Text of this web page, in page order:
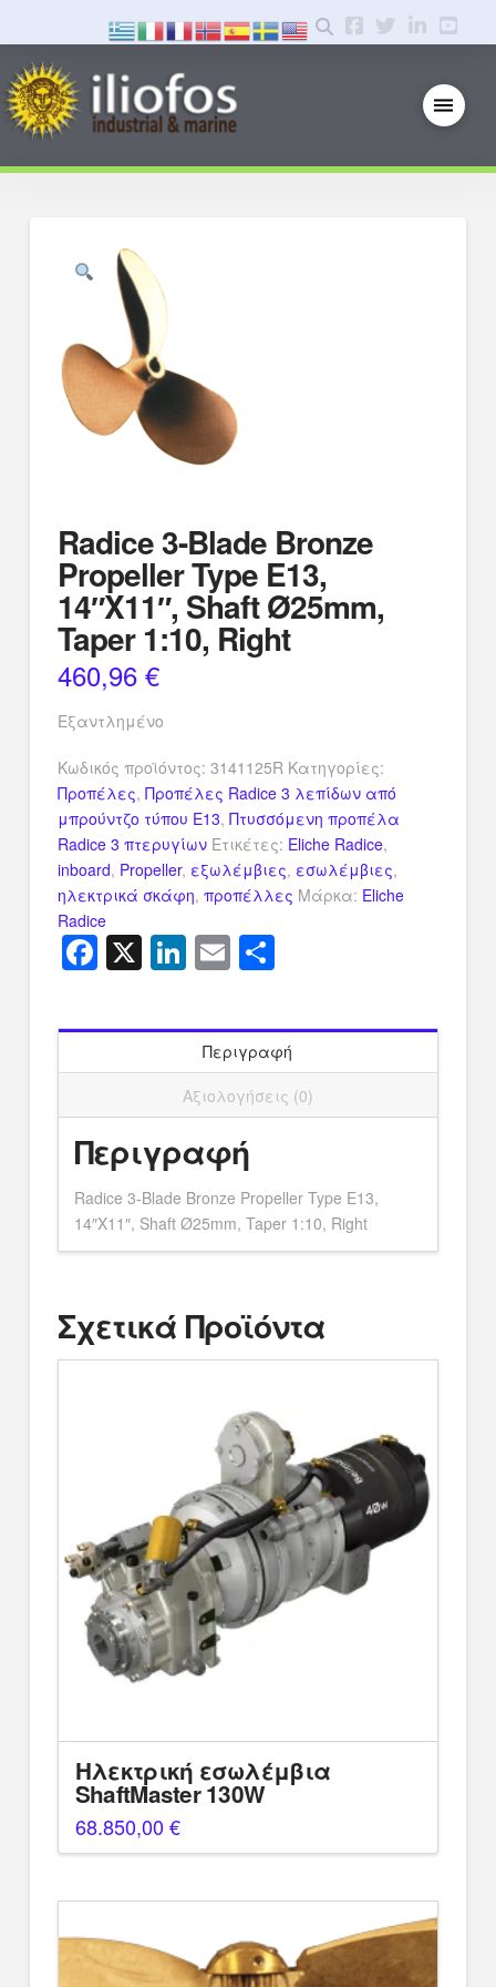
Radice 3-Blade Bronze
Propeller Type E13,
14″X11″, Shaft Ø25mm,
Taper 1:10, Right
460,96 €
Εξαντλημένο
Κωδικός προϊόντος: 3141125R Κατηγορίες:
Προπέλες, Προπέλες Radice 3 λεπίδων από
μπρούντζο τύπου E13, Πτυσσόμενη προπέλα
Radice 3 πτερυγίων Ετικέτες: Eliche Radice,
inboard, Propeller, εξωλέμβιες, εσωλέμβιες,
ηλεκτρικά σκάφη, προπέλλες Μάρκα: Eliche
Radice
Facebook
X LinkedIn
Email
Περιγραφή
Αξιολογήσεις (0)
Περιγραφή
Radice 3-Blade Bronze Propeller Type E13,
14″X11″, Shaft Ø25mm, Taper 1:10, Right
Σχετικά Προϊόντα
Ηλεκτρική εσωλέμβια
ShaftMaster 130W
68.850,00€